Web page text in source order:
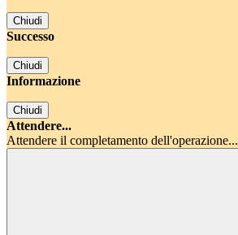
Chiudi
Successo
Chiudi
Informazione
Chiudi
Attendere...
Attendere il completamento dell'operazione...